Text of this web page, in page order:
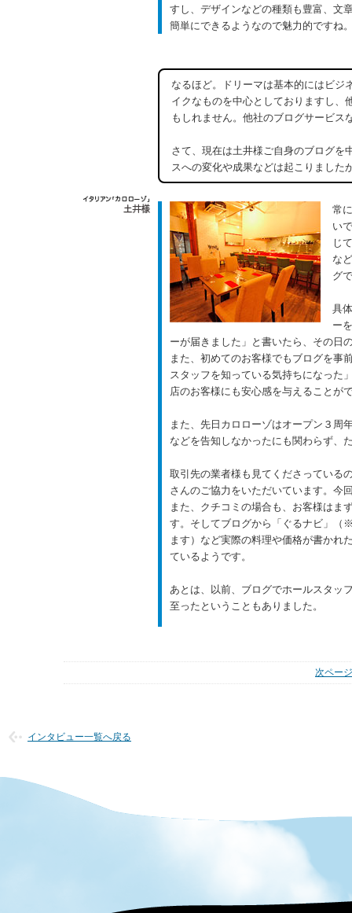
すし、デザインなどの種類も豊富、文
簡単にできるようなので魅力的ですね
なるほど。ドリーマは基本的にはビジ
イクなものを中心としておりますし、
もしれません。他社のブログサービス
さて、現在は土井様ご自身のブログを
スへの変化や成果などは起こりました
常
い
じ
な
グ
具
ー
ーが届きました」と書いたら、その日
また、初めてのお客様でもブログを事
スタッフを知っている気持ちになった
店のお客様にも安心感を与えることが
また、先日カロローゾはオープン３周
などを告知しなかったにも関わらず、
取引先の業者様も見てくださっている
さんのご協力をいただいています。今
また、クチコミの場合も、お客様はま
す。そしてブログから「ぐるナビ」（
ます）など実際の料理や価格が書かれ
ているようです。
あとは、以前、ブログでホールスタッ
至ったということもありました。
次ペー
インタビュー一覧へ戻る